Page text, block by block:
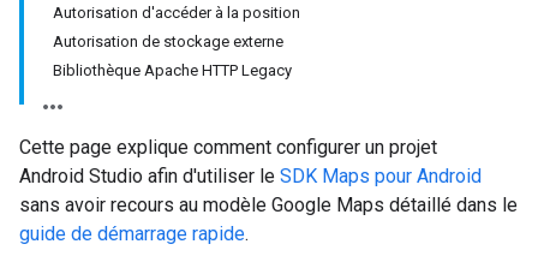
Autorisation d'accéder à la position
Autorisation de stockage externe
Bibliothèque Apache HTTP Legacy
Cette page explique comment configurer un projet
Android Studio afin d'utiliser le SDK Maps pour Android
sans avoir recours au modèle Google Maps détaillé dans le
guide de démarrage rapide.